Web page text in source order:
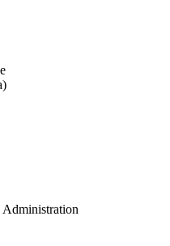
Administration